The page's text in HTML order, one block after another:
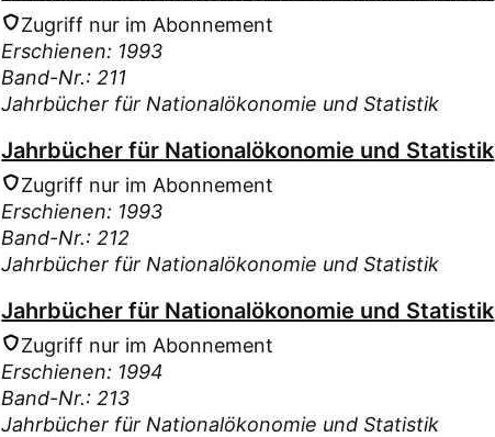
Zugriff nur im Abonnement
Erschienen: 1993
Band-Nr.: 211
Jahrbücher für Nationalökonomie und Statistik
Jahrbücher für Nationalökonomie und Statistik
Zugriff nur im Abonnement
Erschienen: 1993
Band-Nr.: 212
Jahrbücher für Nationalökonomie und Statistik
Jahrbücher für Nationalökonomie und Statistik
Zugriff nur im Abonnement
Erschienen: 1994
Band-Nr.: 213
Jahrbücher für Nationalökonomie und Statistik